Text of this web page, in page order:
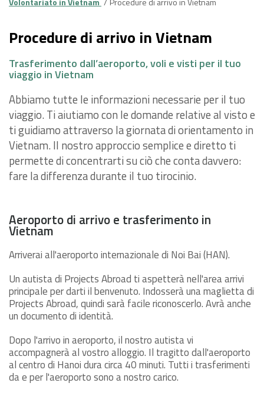
Procedure di arrivo in Vietnam
Trasferimento dall’aeroporto, voli e visti per il tuo
viaggio in Vietnam
Abbiamo tutte le informazioni necessarie per il tuo
viaggio. Ti aiutiamo con le domande relative al visto e
ti guidiamo attraverso la giornata di orientamento in
Vietnam. Il nostro approccio semplice e diretto ti
permette di concentrarti su ciò che conta davvero:
fare la differenza durante il tuo tirocinio.
Aeroporto di arrivo e trasferimento in
Vietnam
Arriverai all'aeroporto internazionale di Noi Bai (HAN).
Un autista di Projects Abroad ti aspetterà nell'area arrivi
principale per darti il benvenuto. Indosserà una maglietta di
Projects Abroad, quindi sarà facile riconoscerlo. Avrà anche
un documento di identità.
Dopo l'arrivo in aeroporto, il nostro autista vi
accompagnerà al vostro alloggio. Il tragitto dall'aeroporto
al centro di Hanoi dura circa 40 minuti. Tutti i trasferimenti
da e per l'aeroporto sono a nostro carico.